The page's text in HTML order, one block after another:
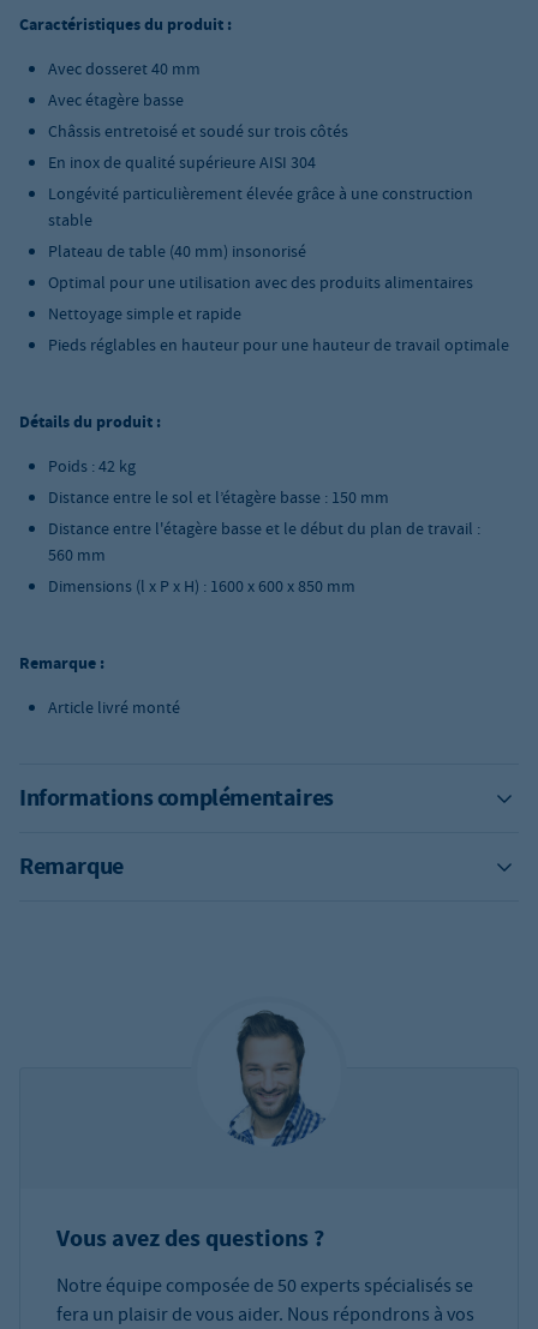
Caractéristiques du produit :
Avec dosseret 40 mm
Avec étagère basse
Châssis entretoisé et soudé sur trois côtés
En inox de qualité supérieure AISI 304
Longévité particulièrement élevée grâce à une construction
stable
Plateau de table (40 mm) insonorisé
Optimal pour une utilisation avec des produits alimentaires
Nettoyage simple et rapide
Pieds réglables en hauteur pour une hauteur de travail optimale
Détails du produit :
Poids : 42 kg
Distance entre le sol et l’étagère basse : 150 mm
Distance entre l'étagère basse et le début du plan de travail :
560 mm
Dimensions (l x P x H) : 1600 x 600 x 850 mm
Remarque :
Article livré monté
Informations complémentaires
Remarque
Vous avez des questions ?
Notre équipe composée de 50 experts spécialisés se
fera un plaisir de vous aider. Nous répondrons à vos